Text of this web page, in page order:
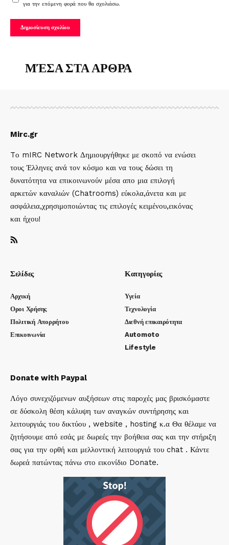
για την επόμενη φορά που θα σχολιάσω.
ΜΈΣΑ ΣΤΑ ΑΡΘΡΑ
Mirc.gr
Tο mIRC Network Δημιουργήθηκε με σκοπό να ενώσει
τους Έλληνες ανά τον κόσμο και να τους δώσει τη
δυνατότητα να επικοινωνούν μέσα απο μια επιλογή
αρκετών καναλιών (Chatrooms) εύκολα,άνετα και με
ασφάλεια,χρησιμοποιώντας τις επιλογές κειμένου,εικόνας
και ήχου!
Σελίδες
Αρχική
Οροι Χρήσης
Πολιτική Απορρήτου
Επικοινωνία
Κατηγορίες
Υγεία
Τεχνολογία
Διεθνή επικαιρότητα
Automoto
Lifestyle
Donate with Paypal
Λόγο συνεχιζόμενων αυξήσεων στις παροχές μας βρισκόμαστε
σε δύσκολη θέση κάλυψη των αναγκών συντήρησης και
λειτουργιάς του δικτύου , website , hosting κ.α Θα θέλαμε να
ζητήσουμε από εσάς με δωρεές την βοήθεια σας και την στήριξη
σας για την ορθή και μελλοντική λειτουργιά του chat . Κάντε
δωρεά πατώντας πάνω στο εικονίδιο Donate.